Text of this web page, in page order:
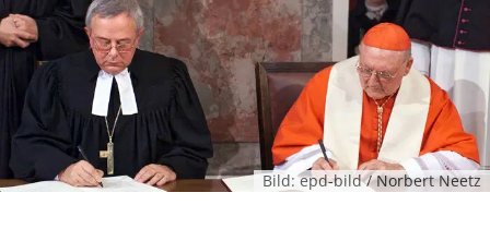
Bild: epd-bild / Norbert Neetz
Kirche und Finanzen
Personalausschuss
LANDESKIRCHENAMT
Willkommen
Kollegium
Evangelische Kirche
Lutherische Kirche
Glaubensbekenntnis
Positionen
Ökumene
Gegen Gewalt
KLIMASCHUTZ
Nachhaltigkeit
Erneuerbare Energien
Mobilität
Impressum
Datenschutz
Kontakt
Barrierefreiheit
Presse
Freie Stellen